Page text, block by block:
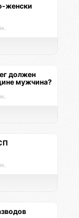
женски
должен
мужчина?